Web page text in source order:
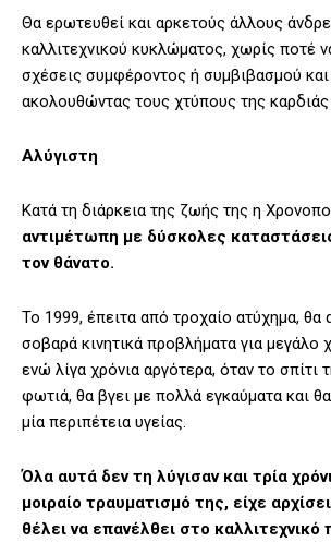
Θα ερωτευθεί και αρκετούς άλλους
καλλιτεχνικού κυκλώματος, χωρίς ποτέ
σχέσεις συμφέροντος ή συμβιβασμού
ακολουθώντας τους χτύπους της καρδιάς
Αλύγιστη
Κατά τη διάρκεια της ζωής της η
αντιμέτωπη με δύσκολες
τον θάνατο.
Το 1999, έπειτα από τροχαίο ατύχημα, θα
σοβαρά κινητικά προβλήματα για μεγάλο
ενώ λίγα χρόνια αργότερα, όταν το σπίτι
φωτιά, θα βγει με πολλά εγκαύματα και
μία περιπέτεια υγείας.
Όλα αυτά δεν τη λύγισαν και τρία
μοιραίο τραυματισμό της, είχε αρχίσει
θέλει να επανέλθει στο καλλιτεχνικό